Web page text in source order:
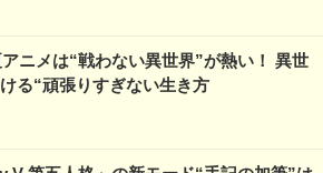
ニメは“戦わない異世界”が熱い！ 異世
る“頑張りすぎない生き方